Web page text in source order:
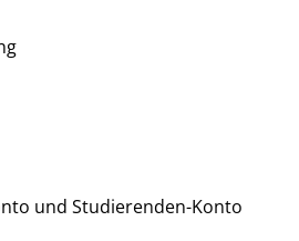
und Studierenden-Konto